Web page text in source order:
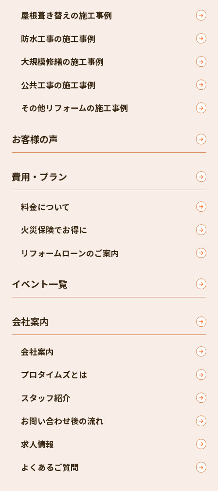
屋根葺き替えの施工事例
防水工事の施工事例
大規模修繕の施工事例
公共工事の施工事例
その他リフォームの施工事例
お客様の声
費用・プラン
料金について
火災保険でお得に
リフォームローンのご案内
イベント一覧
会社案内
会社案内
プロタイムズとは
スタッフ紹介
お問い合わせ後の流れ
求人情報
よくあるご質問